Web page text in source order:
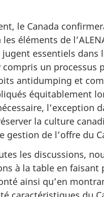
le Canada
éléments de
jugent essentiels dans
un processus
antidumping et
équitablement
l’exception
la culture
gestion de l’offre du
les discussions,
à la table en faisant
ainsi qu’en